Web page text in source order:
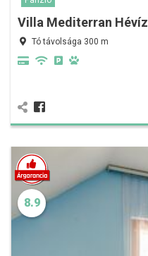
Villa Mediterran Hévíz
Tó távolsága 300 m
8.9